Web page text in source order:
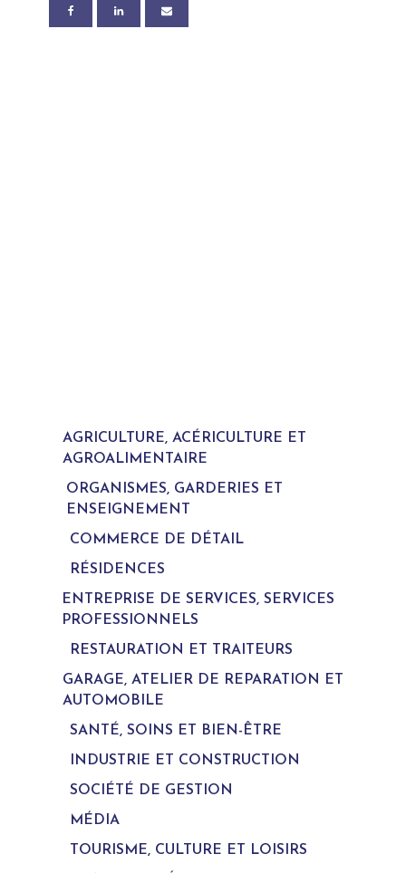
AGRICULTURE, ACÉRICULTURE ET
AGROALIMENTAIRE
ORGANISMES, GARDERIES ET
ENSEIGNEMENT
COMMERCE DE DÉTAIL
RÉSIDENCES
ENTREPRISE DE SERVICES, SERVICES
PROFESSIONNELS
RESTAURATION ET TRAITEURS
GARAGE, ATELIER DE REPARATION ET
AUTOMOBILE
SANTÉ, SOINS ET BIEN-ÊTRE
INDUSTRIE ET CONSTRUCTION
SOCIÉTÉ DE GESTION
MÉDIA
TOURISME, CULTURE ET LOISIRS